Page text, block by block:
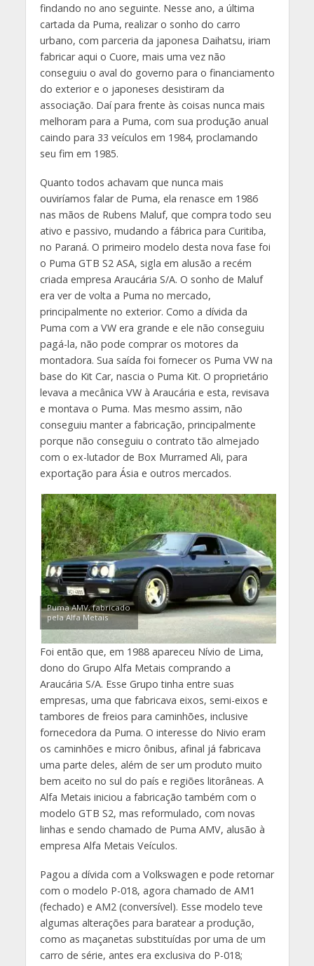
findando no ano seguinte. Nesse ano, a última
cartada da Puma, realizar o sonho do carro
urbano, com parceria da japonesa Daihatsu, iriam
fabricar aqui o Cuore, mais uma vez não
conseguiu o aval do governo para o financiamento
do exterior e o japoneses desistiram da
associação. Daí para frente às coisas nunca mais
melhoram para a Puma, com sua produção anual
caindo para 33 veículos em 1984, proclamando
seu fim em 1985.
Quanto todos achavam que nunca mais
ouviríamos falar de Puma, ela renasce em 1986
nas mãos de Rubens Maluf, que compra todo seu
ativo e passivo, mudando a fábrica para Curitiba,
no Paraná. O primeiro modelo desta nova fase foi
o Puma GTB S2 ASA, sigla em alusão a recém
criada empresa Araucária S/A. O sonho de Maluf
era ver de volta a Puma no mercado,
principalmente no exterior. Como a dívida da
Puma com a VW era grande e ele não conseguiu
pagá-la, não pode comprar os motores da
montadora. Sua saída foi fornecer os Puma VW na
base do Kit Car, nascia o Puma Kit. O proprietário
levava a mecânica VW à Araucária e esta, revisava
e montava o Puma. Mas mesmo assim, não
conseguiu manter a fabricação, principalmente
porque não conseguiu o contrato tão almejado
com o ex-lutador de Box Murramed Ali, para
exportação para Ásia e outros mercados.
Puma AMV, fabricado
pela Alfa Metais
Foi então que, em 1988 apareceu Nívio de Lima,
dono do Grupo Alfa Metais comprando a
Araucária S/A. Esse Grupo tinha entre suas
empresas, uma que fabricava eixos, semi-eixos e
tambores de freios para caminhões, inclusive
fornecedora da Puma. O interesse do Nivio eram
os caminhões e micro ônibus, afinal já fabricava
uma parte deles, além de ser um produto muito
bem aceito no sul do país e regiões litorâneas. A
Alfa Metais iniciou a fabricação também com o
modelo GTB S2, mas reformulado, com novas
linhas e sendo chamado de Puma AMV, alusão à
empresa Alfa Metais Veículos.
Pagou a dívida com a Volkswagen e pode retornar
com o modelo P-018, agora chamado de AM1
(fechado) e AM2 (conversível). Esse modelo teve
algumas alterações para baratear a produção,
como as maçanetas substituídas por uma de um
carro de série, antes era exclusiva do P-018;